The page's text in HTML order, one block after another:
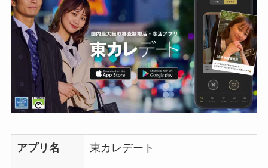
アプリ名 東カレデート